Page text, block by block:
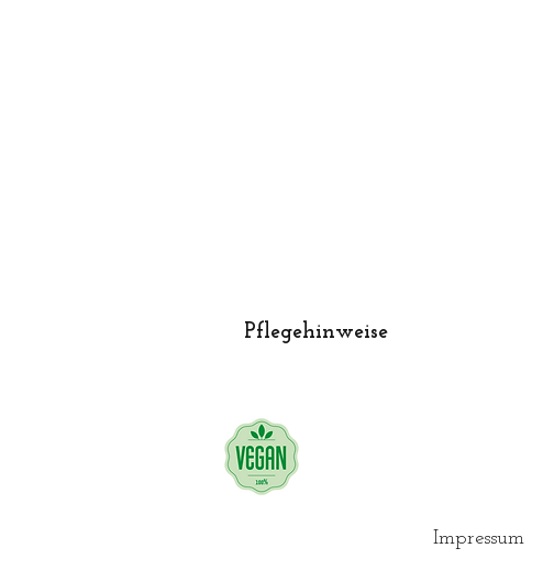
Pflegehinweise
+ Feinwaschmittel
Programm für Wolle/Seide (bei 30°
Impressum